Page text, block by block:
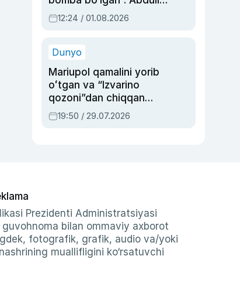
Oripovni siyosiy
ayblovlardan asrab
12:24 / 01.08.2026
Dunyo
Mariupol qamalini yorib
oʻtgan va “Izvarino
qozoni”dan chiqqan
qahramon — Ukraina
armiyasi bosh
19:50 / 29.07.2026
Prezidenti Administratsiyasi
bilan ommaviy axborot
fotografik, grafik, audio va/yoki
muallifligini ko‘rsatuvchi